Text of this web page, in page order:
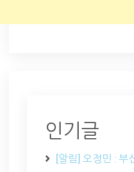
인기글
[알림] 오정민 : 부